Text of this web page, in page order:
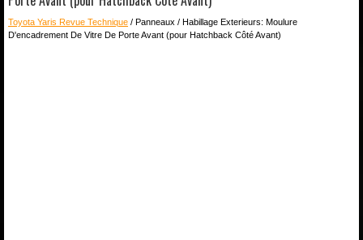
Toyota Yaris Revue Technique / Panneaux / Habillage Exterieurs: Moulure
D'encadrement De Vitre De Porte Avant (pour Hatchback Côté Avant)